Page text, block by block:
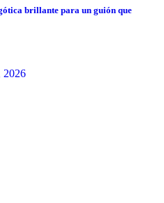
brillante para un guión que
2026